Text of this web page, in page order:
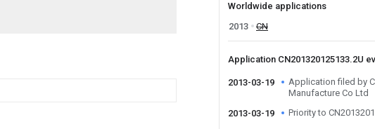
Worldwide applications
2013
CN
Application CN201320125133.2U
2013-03-19
Application filed by
Manufacture Co Ltd
2013-03-19
Priority to